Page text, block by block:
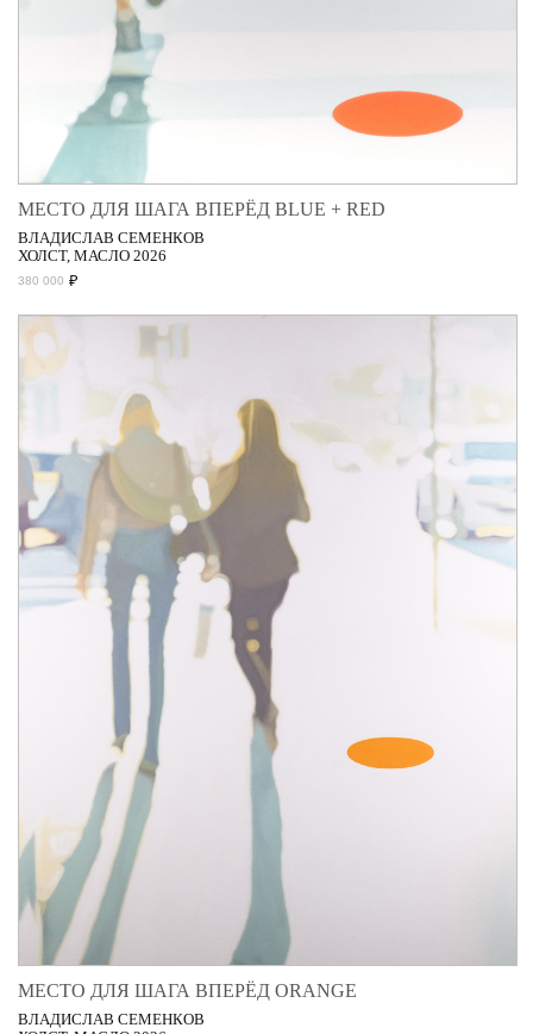
МЕСТО ДЛЯ ШАГА ВПЕРЁД BLUE + RED
ВЛАДИСЛАВ СЕМЕНКОВ
ХОЛСТ, МАСЛО 2026
380 000 ₽
МЕСТО ДЛЯ ШАГА ВПЕРЁД ORANGE
ВЛАДИСЛАВ СЕМЕНКОВ